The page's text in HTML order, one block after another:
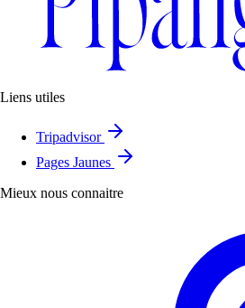
Liens utiles
Tripadvisor
Pages Jaunes
Mieux nous connaitre